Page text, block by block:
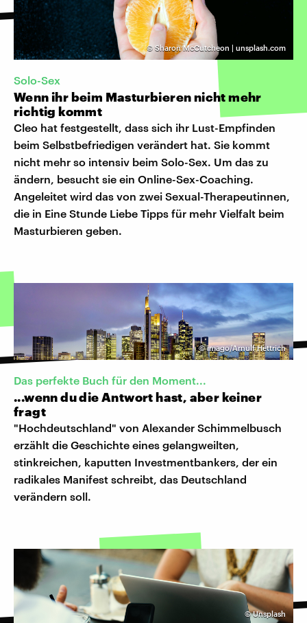
© Sharon McCutcheon | unsplash.com
Solo-Sex
Wenn ihr beim Masturbieren nicht mehr
richtig kommt
Cleo hat festgestellt, dass sich ihr Lust-Empfinden
beim Selbstbefriedigen verändert hat. Sie kommt
nicht mehr so intensiv beim Solo-Sex. Um das zu
ändern, besucht sie ein Online-Sex-Coaching.
Angeleitet wird das von zwei Sexual-Therapeutinnen,
die in Eine Stunde Liebe Tipps für mehr Vielfalt beim
Masturbieren geben.
©imago/Arnulf Hettrich
Das perfekte Buch für den Moment...
...wenn du die Antwort hast, aber keiner
fragt
"Hochdeutschland" von Alexander Schimmelbusch
erzählt die Geschichte eines gelangweilten,
stinkreichen, kaputten Investmentbankers, der ein
radikales Manifest schreibt, das Deutschland
verändern soll.
©Unsplash